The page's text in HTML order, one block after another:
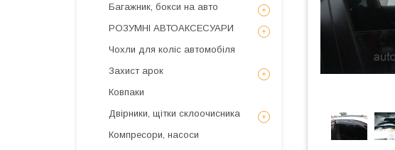
Багажник, бокси на авто
РОЗУМНІ АВТОАКСЕСУАРИ
Чохли для коліс автомобіля
Захист арок
Ковпаки
Двірники, щітки склоочисника
Компресори, насоси